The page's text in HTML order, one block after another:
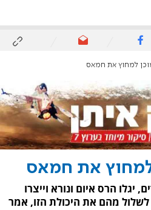
למחוץ את חמאס
את חמאס
הרס איום ונורא וייצרו
לשלול מהם את היכולת הזו, אמר